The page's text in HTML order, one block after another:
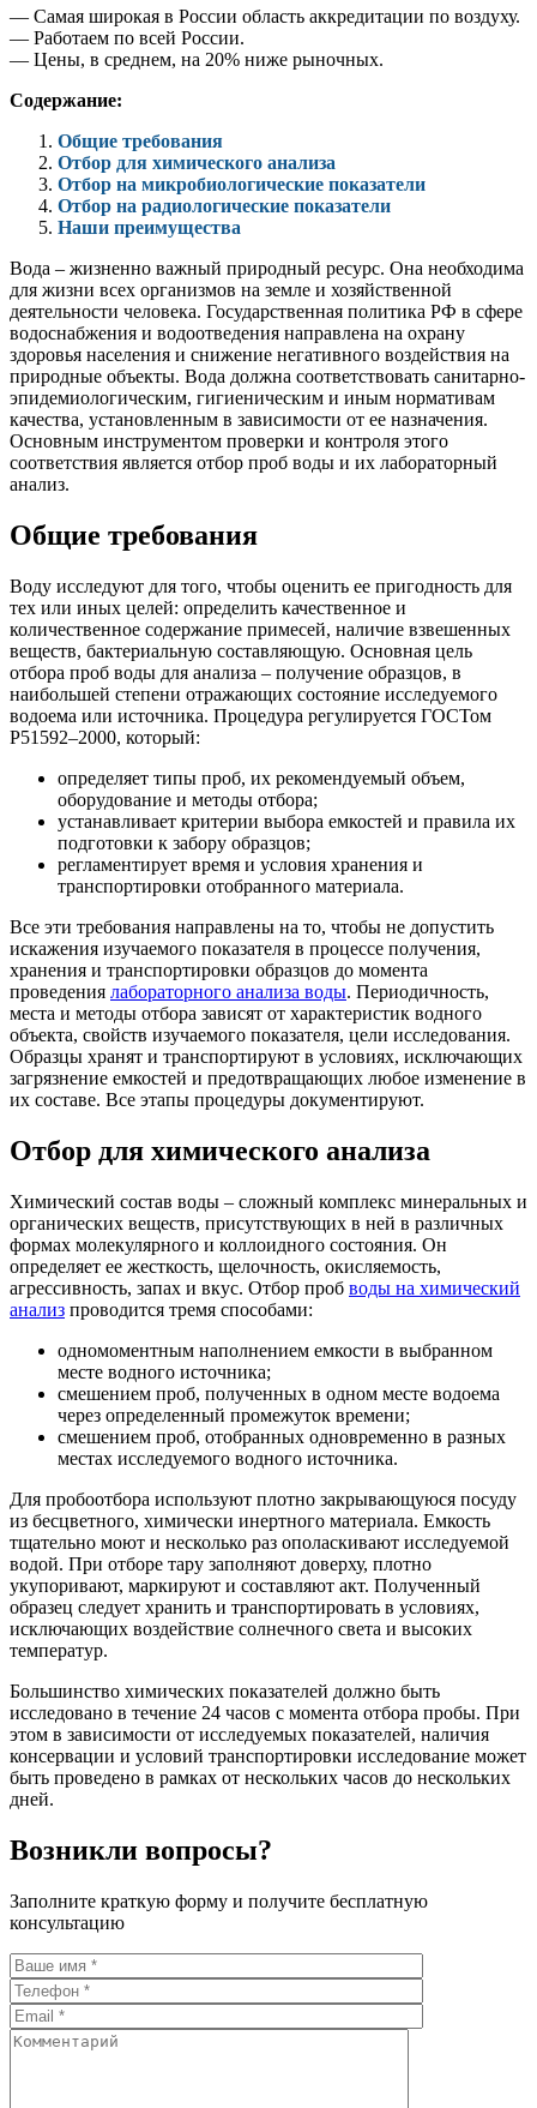
— Самая широкая в России область аккредитации по воздуху.
— Работаем по всей России.
— Цены, в среднем, на 20% ниже рыночных.
Содержание:
Общие требования
Отбор для химического анализа
Отбор на микробиологические показатели
Отбор на радиологические показатели
Наши преимущества
Вода – жизненно важный природный ресурс. Она необходима
для жизни всех организмов на земле и хозяйственной
деятельности человека. Государственная политика РФ в сфере
водоснабжения и водоотведения направлена на охрану
здоровья населения и снижение негативного воздействия на
природные объекты. Вода должна соответствовать санитарно-
эпидемиологическим, гигиеническим и иным нормативам
качества, установленным в зависимости от ее назначения.
Основным инструментом проверки и контроля этого
соответствия является отбор проб воды и их лабораторный
анализ.
Общие требования
Воду исследуют для того, чтобы оценить ее пригодность для
тех или иных целей: определить качественное и
количественное содержание примесей, наличие взвешенных
веществ, бактериальную составляющую. Основная цель
отбора проб воды для анализа – получение образцов, в
наибольшей степени отражающих состояние исследуемого
водоема или источника. Процедура регулируется ГОСТом
Р51592–2000, который:
определяет типы проб, их рекомендуемый объем,
оборудование и методы отбора;
устанавливает критерии выбора емкостей и правила их
подготовки к забору образцов;
регламентирует время и условия хранения и
транспортировки отобранного материала.
Все эти требования направлены на то, чтобы не допустить
искажения изучаемого показателя в процессе получения,
хранения и транспортировки образцов до момента
проведения лабораторного анализа воды. Периодичность,
места и методы отбора зависят от характеристик водного
объекта, свойств изучаемого показателя, цели исследования.
Образцы хранят и транспортируют в условиях, исключающих
загрязнение емкостей и предотвращающих любое изменение в
их составе. Все этапы процедуры документируют.
Отбор для химического анализа
Химический состав воды – сложный комплекс минеральных и
органических веществ, присутствующих в ней в различных
формах молекулярного и коллоидного состояния. Он
определяет ее жесткость, щелочность, окисляемость,
агрессивность, запах и вкус. Отбор проб воды на химический
анализ проводится тремя способами:
одномоментным наполнением емкости в выбранном
месте водного источника;
смешением проб, полученных в одном месте водоема
через определенный промежуток времени;
смешением проб, отобранных одновременно в разных
местах исследуемого водного источника.
Для пробоотбора используют плотно закрывающуюся посуду
из бесцветного, химически инертного материала. Емкость
тщательно моют и несколько раз ополаскивают исследуемой
водой. При отборе тару заполняют доверху, плотно
укупоривают, маркируют и составляют акт. Полученный
образец следует хранить и транспортировать в условиях,
исключающих воздействие солнечного света и высоких
температур.
Большинство химических показателей должно быть
исследовано в течение 24 часов с момента отбора пробы. При
этом в зависимости от исследуемых показателей, наличия
консервации и условий транспортировки исследование может
быть проведено в рамках от нескольких часов до нескольких
дней.
Возникли вопросы?
Заполните краткую форму и получите бесплатную
консультацию